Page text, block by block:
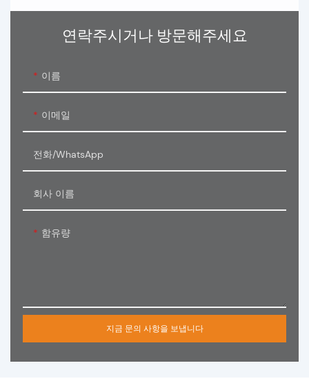
연락주시거나 방문해주세요
이름
이메일
전화/WhatsApp
회사 이름
함유량
지금 문의 사항을 보냅니다